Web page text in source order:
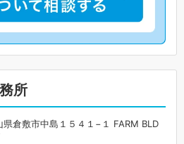
所
県倉敷市中島１５４１−１ FARM BLD